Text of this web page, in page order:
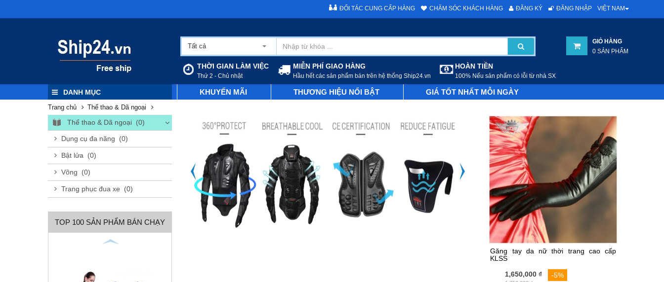
ĐỐI TÁC CUNG CẤP HÀNG CHĂM SÓC KHÁCH HÀNG ĐĂNG KÝ ĐĂNG NHẬP VIỆT NAM
Tất cả
GIỎ HÀNG
0 SẢN PHẨM
THỜI GIAN LÀM VIỆC
Thứ 2 - Chủ nhật
MIỄN PHÍ GIAO HÀNG
Hầu hết các sản phẩm bán trên hệ thống Ship24.vn
HOÀN TIỀN
100% Nếu sản phẩm có lỗi từ nhà SX
DANH MỤC KHUYẾN MÃI THƯƠNG HIỆU NỔI BẬT GIÁ TỐT NHẤT MỖI NGÀY
Trang chủ Thể thao & Dã ngoại
Thể thao & Dã ngoại (0)
Dụng cụ đa năng (0)
Bật lửa (0)
Võng (0)
Trang phục đua xe (0)
TOP 100 SẢN PHẨM BÁN CHẠY
Găng tay da nữ thời trang cao cấp
KLSS
1,650,000 ₫
-5%